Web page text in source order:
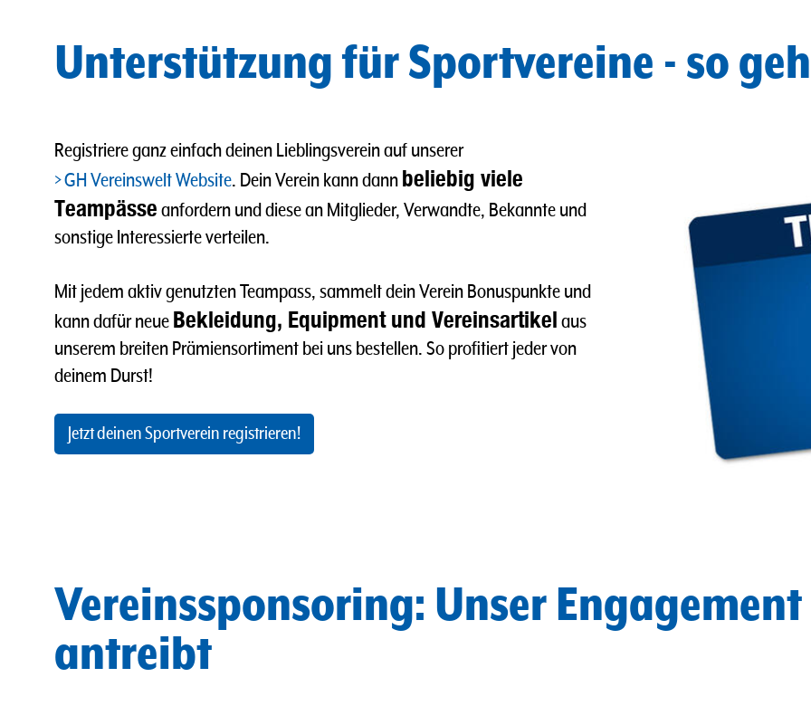
Unterstützung für Sportvereine - so
Registriere ganz einfach deinen Lieblingsverein auf unserer
GH Vereinswelt Website. Dein Verein kann dann beliebig viele
Teampässe anfordern und diese an Mitglieder, Verwandte, Bekannte und
sonstige Interessierte verteilen.
Mit jedem aktiv genutzten Teampass, sammelt dein Verein Bonuspunkte und
kann dafür neue Bekleidung, Equipment und Vereinsartikel aus
unserem breiten Prämiensortiment bei uns bestellen. So profitiert jeder von
deinem Durst!
Jetzt deinen Sportverein registrieren!
Vereinssponsoring: Unser
antreibt